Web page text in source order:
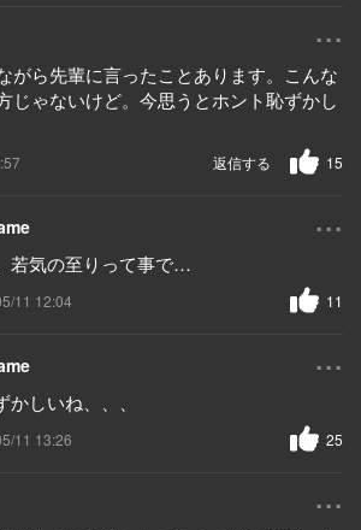
...
がら先輩に言ったことあります。こんな
じゃないけど。今思うとホント恥ずかし
15
返信する
...
若気の至りって事で…
11 12:04 11
...
かしいね、、、
11 13:26 25
...